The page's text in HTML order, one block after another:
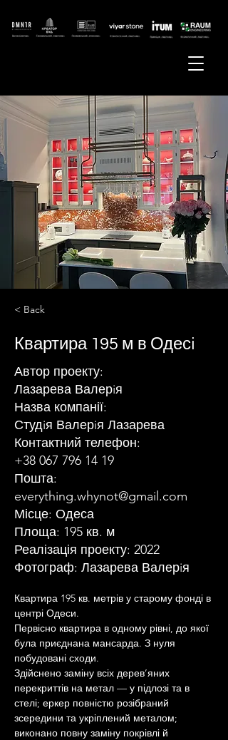
< Back
Квартира 195 м в Одесi
Автор проекту:
Лазарева Валерiя
Назва компанії:
Студiя Валерiя Лазарева
Контактний телефон:
+38 067 796 14 19
Пошта:
everything.whynot@gmail.com
Місце: Одеса
Площа: 195 кв. м
Реалізація проекту: 2022
Фотограф: Лазарева Валерiя
Квартира 195 кв. метрів у старому фонді в
центрі Одеси.
Первісно квартира в одному рівні, до якої
була приєднана мансарда. З нуля
побудовані сходи.
Здійснено заміну всіх дерев’яних
перекриттів на метал — у підлозі та в
стелі; еркер повністю розібраний
зсередини та укріплений металом;
виконано повну заміну покрівлі й